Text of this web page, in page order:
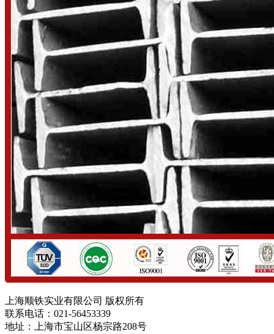
上海顺铁实业有限公司 版权所有
联系电话：021-56453339
地址：上海市宝山区杨宗路208号